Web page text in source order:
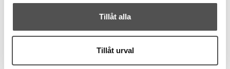
Tillåt alla
Tillåt urval